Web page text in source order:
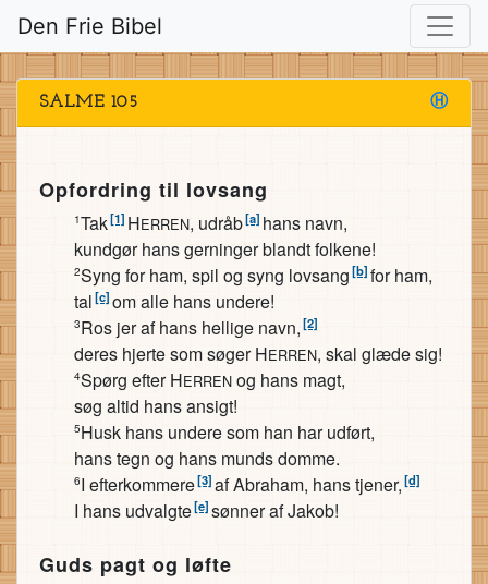
Den Frie Bibel
SALME 105 Ⓗ
Opfordring til lovsang
1Tak[1]HERREN, udråb[a]hans navn,
kundgør hans gerninger blandt folkene!
2Syng for ham, spil og syng lovsang[b]for ham,
tal[c]om alle hans undere!
3Ros jer af hans hellige navn,[2]
deres hjerte som søger HERREN, skal glæde sig!
4Spørg efter HERREN og hans magt,
søg altid hans ansigt!
5Husk hans undere som han har udført,
hans tegn og hans munds domme.
6I efterkommere[3]af Abraham, hans tjener,[d]
I hans udvalgte[e]sønner af Jakob!
Guds pagt og løfte